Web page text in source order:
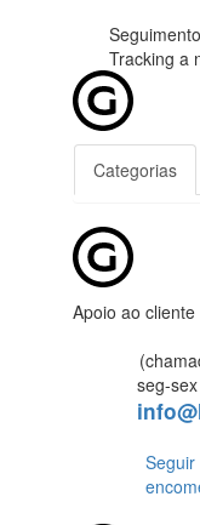
Tracking a
Categorias
Apoio ao cliente
seg-
Seguir